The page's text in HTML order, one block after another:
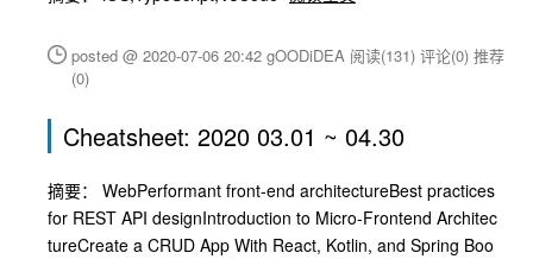
posted @ 2020-07-06 20:42 gOODiDEA 阅读(131) 评论(0) 推荐
(0)
Cheatsheet: 2020 03.01 ~ 04.30
摘要： WebPerformant front-end architectureBest practices
for REST API designIntroduction to Micro-Frontend Architec
tureCreate a CRUD App With React, Kotlin, and Spring Boo